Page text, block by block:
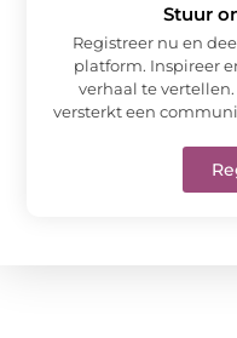
Stuur
Registreer nu en
platform. Inspireer
verhaal te
versterkt een